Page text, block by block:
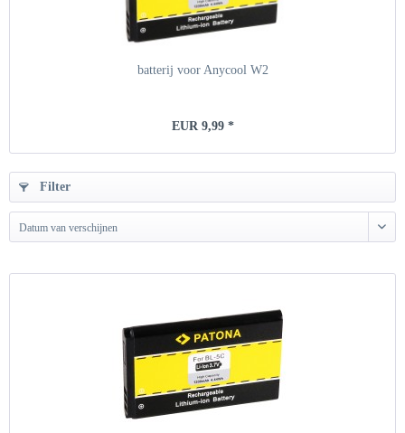
batterij voor Anycool W2
EUR 9,99 *
Filter
Datum van verschijnen